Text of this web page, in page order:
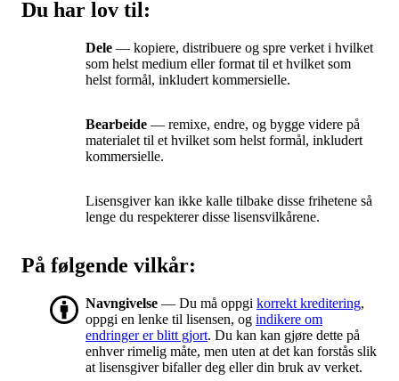
Du har lov til:
Dele — kopiere, distribuere og spre verket i hvilket
som helst medium eller format til et hvilket som
helst formål, inkludert kommersielle.
Bearbeide — remixe, endre, og bygge videre på
materialet til et hvilket som helst formål, inkludert
kommersielle.
Lisensgiver kan ikke kalle tilbake disse frihetene så
lenge du respekterer disse lisensvilkårene.
På følgende vilkår:
Navngivelse — Du må oppgi korrekt kreditering,
oppgi en lenke til lisensen, og indikere om
endringer er blitt gjort. Du kan kan gjøre dette på
enhver rimelig måte, men uten at det kan forstås slik
at lisensgiver bifaller deg eller din bruk av verket.